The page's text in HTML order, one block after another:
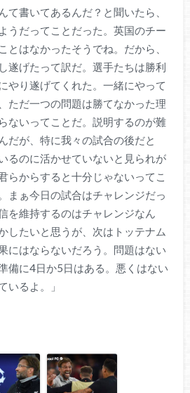
て書いてあるんだ？と聞いたら、
うだってことだった。英国のチー
とはなかったそうでね。だから、
遂げたって訳だ。選手たちは勝利
やり遂げてくれた。一緒にやって
ただ一つの問題は勝てなかった理
ないってことだ。説明するのが難
だが、特に我々の試合の後だと
るのに活かせていないと見られが
らからすると十分じゃないってこ
まぁ今日の試合はチャレンジだっ
を維持するのはチャレンジなん
したいと思うが、次はトッテナム
にはならないだろう。問題はない
備に4日か5日はある。悪くはない
いるよ。」